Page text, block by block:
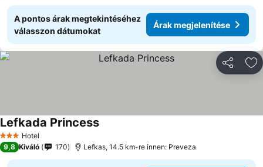
A pontos árak megtekintéséhez
válasszon dátumokat
Árak megjelenítése
3 Kategória
Hotel
Lefkada Princess
9,8 Kiváló 170 Lefkas, 14.5 km-re innen: Preveza